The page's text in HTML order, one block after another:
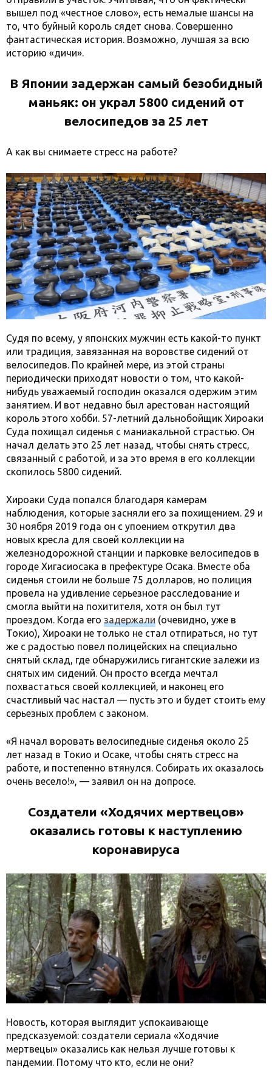
вышел под «честное слово», есть немалые шансы на
то, что буйный король сядет снова. Совершенно
фантастическая история. Возможно, лучшая за всю
историю «дичи».
В Японии задержан самый безобидный
маньяк: он украл 5800 сидений от
велосипедов за 25 лет
А как вы снимаете стресс на работе?
Судя по всему, у японских мужчин есть какой-то пункт
или традиция, завязанная на воровстве сидений от
велосипедов. По крайней мере, из этой страны
периодически приходят новости о том, что какой-
нибудь уважаемый господин оказался одержим этим
занятием. И вот недавно был арестован настоящий
король этого хобби. 57-летний дальнобойщик Хироаки
Суда похищал сиденья с маниакальной страстью. Он
начал делать это 25 лет назад, чтобы снять стресс,
связанный с работой, и за это время в его коллекции
скопилось 5800 сидений.
Хироаки Суда попался благодаря камерам
наблюдения, которые засняли его за похищением. 29 и
30 ноября 2019 года он с упоением открутил два
новых кресла для своей коллекции на
железнодорожной станции и парковке велосипедов в
городе Хигасиосака в префектуре Осака. Вместе оба
сиденья стоили не больше 75 долларов, но полиция
провела на удивление серьезное расследование и
смогла выйти на похитителя, хотя он был тут
проездом. Когда его задержали (очевидно, уже в
Токио), Хироаки не только не стал отпираться, но тут
же с радостью повел полицейских на специально
снятый склад, где обнаружились гигантские залежи из
снятых им сидений. Он просто всегда мечтал
похвастаться своей коллекцией, и наконец его
счастливый час настал — пусть это и будет стоить ему
серьезных проблем с законом.
«Я начал воровать велосипедные сиденья около 25
лет назад в Токио и Осаке, чтобы снять стресс на
работе, и постепенно втянулся. Собирать их оказалось
очень весело!», — заявил он на допросе.
Создатели «Ходячих мертвецов»
оказались готовы к наступлению
коронавируса
Новость, которая выглядит успокаивающе
предсказуемой: создатели сериала «Ходячие
мертвецы» оказались как нельзя лучше готовы к
пандемии. Потому что кто, если не они?